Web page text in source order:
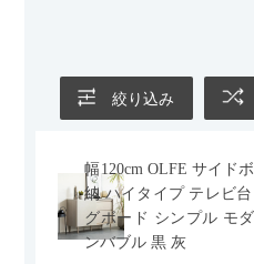
かせるため、普段はカウチと
す。
絞り込み
幅120cm OLFE サイド
納 ハイタイプ テレビ
グボード シンプル モ
ンバブル 黒 灰